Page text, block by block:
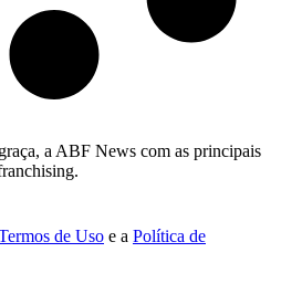
a ABF News com as principais
de Uso e a Política de